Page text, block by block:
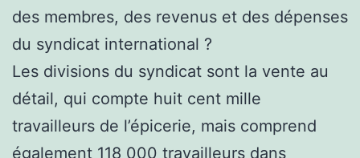
des membres, des revenus et des dépenses
du syndicat international ?
Les divisions du syndicat sont la vente au
détail, qui compte huit cent mille
travailleurs de l’épicerie, mais comprend
également 118 000 travailleurs dans